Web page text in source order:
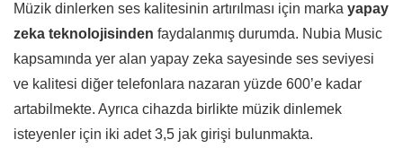
Müzik dinlerken ses kalitesinin artırılması için marka yapay
zeka teknolojisinden faydalanmış durumda. Nubia Music
kapsamında yer alan yapay zeka sayesinde ses seviyesi
ve kalitesi diğer telefonlara nazaran yüzde 600’e kadar
artabilmekte. Ayrıca cihazda birlikte müzik dinlemek
isteyenler için iki adet 3,5 jak girişi bulunmakta.